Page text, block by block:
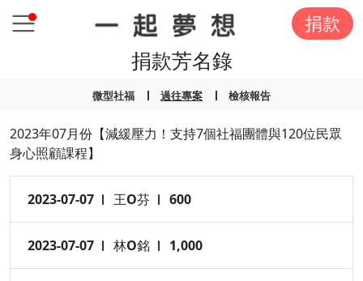
捐款
捐款芳名錄
微型社福 過往專案 檢核報告
2023年07月份【減緩壓力！支持7個社福團體與120位民眾
身心照顧課程】
2023-07-07 王O芬 600
2023-07-07 林O銘 1,000